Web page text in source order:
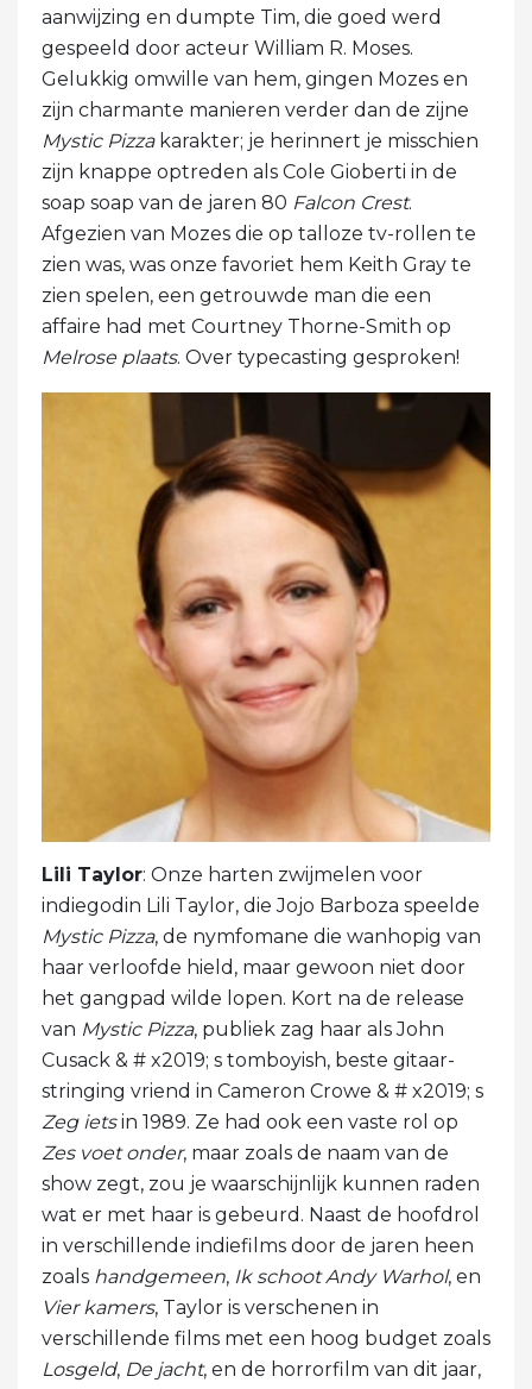
aanwijzing en dumpte Tim, die goed werd
gespeeld door acteur William R. Moses.
Gelukkig omwille van hem, gingen Mozes en
zijn charmante manieren verder dan de zijne
Mystic Pizzakarakter; je herinnert je misschien
zijn knappe optreden als Cole Gioberti in de
soap soap van de jaren 80 Falcon Crest.
Afgezien van Mozes die op talloze tv-rollen te
zien was, was onze favoriet hem Keith Gray te
zien spelen, een getrouwde man die een
affaire had met Courtney Thorne-Smith op
Melrose plaats. Over typecasting gesproken!
Lili Taylor: Onze harten zwijmelen voor
indiegodin Lili Taylor, die Jojo Barboza speelde
Mystic Pizza, de nymfomane die wanhopig van
haar verloofde hield, maar gewoon niet door
het gangpad wilde lopen. Kort na de release
van Mystic Pizza, publiek zag haar als John
Cusack & # x2019; s tomboyish, beste gitaar-
stringing vriend in Cameron Crowe & # x2019; s
Zeg ietsin 1989. Ze had ook een vaste rol op
Zes voet onder, maar zoals de naam van de
show zegt, zou je waarschijnlijk kunnen raden
wat er met haar is gebeurd. Naast de hoofdrol
in verschillende indiefilms door de jaren heen
zoals handgemeen, Ik schoot Andy Warhol, en
Vier kamers, Taylor is verschenen in
verschillende films met een hoog budget zoals
Losgeld, De jacht, en de horrorfilm van dit jaar,